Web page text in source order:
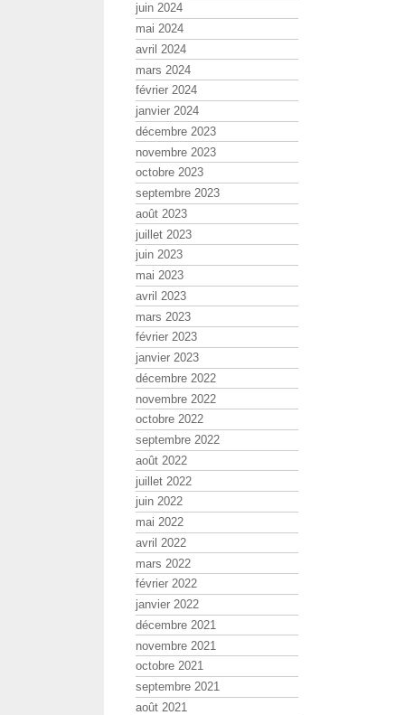
juin 2024
mai 2024
avril 2024
mars 2024
février 2024
janvier 2024
décembre 2023
novembre 2023
octobre 2023
septembre 2023
août 2023
juillet 2023
juin 2023
mai 2023
avril 2023
mars 2023
février 2023
janvier 2023
décembre 2022
novembre 2022
octobre 2022
septembre 2022
août 2022
juillet 2022
juin 2022
mai 2022
avril 2022
mars 2022
février 2022
janvier 2022
décembre 2021
novembre 2021
octobre 2021
septembre 2021
août 2021